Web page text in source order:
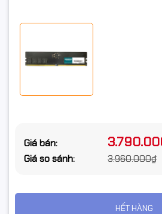
Giá bán:
Giá so sánh: 3.960.000₫
HẾT HÀNG